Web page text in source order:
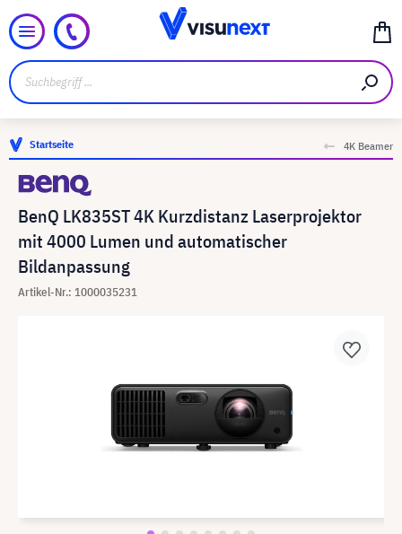
Startseite 4K Beamer
BenQ LK835ST 4K Kurzdistanz Laserprojektor
mit 4000 Lumen und automatischer
Bildanpassung
Artikel-Nr.: 1000035231